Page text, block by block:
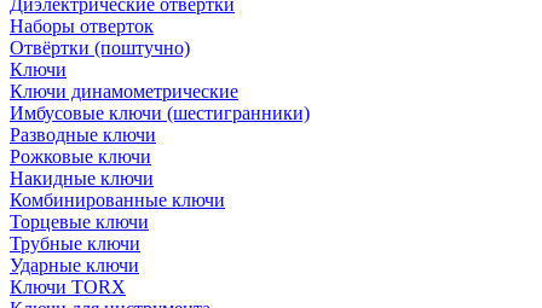
Диэлектрические отвёртки
Наборы отверток
Отвёртки (поштучно)
Ключи
Ключи динамометрические
Имбусовые ключи (шестигранники)
Разводные ключи
Рожковые ключи
Накидные ключи
Комбинированные ключи
Торцевые ключи
Трубные ключи
Ударные ключи
Ключи TORX